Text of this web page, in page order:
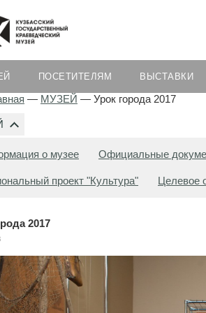
ПОСЕТИТЕЛЯМ ВЫСТАВКИ
— МУЗЕЙ — Урок города 2017
о музее Официальные
проект "Культура" Целевое
2017